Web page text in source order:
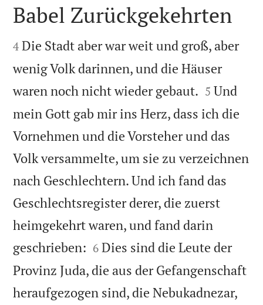

Babel Zurückgekehrten

4 Die Stadt aber war weit und groß, aber
wenig Volk darinnen, und die Häuser
waren noch nicht wieder gebaut. 

5 Und
mein Gott gab mir ins Herz, dass ich die
Vornehmen und die Vorsteher und das
Volk versammelte, um sie zu verzeichnen
nach Geschlechtern. Und ich fand das
Geschlechtsregister derer, die zuerst
heimgekehrt waren, und fand darin
geschrieben: 

6 Dies sind die Leute der
Provinz Juda, die aus der Gefangenschaft
heraufgezogen sind, die Nebukadnezar,